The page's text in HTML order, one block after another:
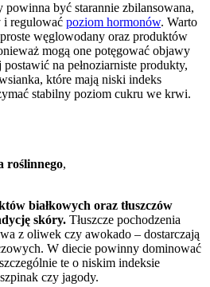
być starannie zbilansowana,
i regulować poziom hormonów. Warto
węglowodany oraz produktów
mogą one potęgować objawy
na pełnoziarniste produkty,
które mają niski indeks
stabilny poziom cukru we krwi.
roślinnego,
białkowych oraz tłuszczów
skóry. Tłuszcze pochodzenia
z oliwek czy awokado – dostarczają
W diecie powinny dominować
te o niskim indeksie
czy jagody.